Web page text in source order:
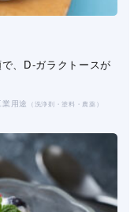
、D-ガラクトースが
業用途 （洗浄剤・塗料・農薬）